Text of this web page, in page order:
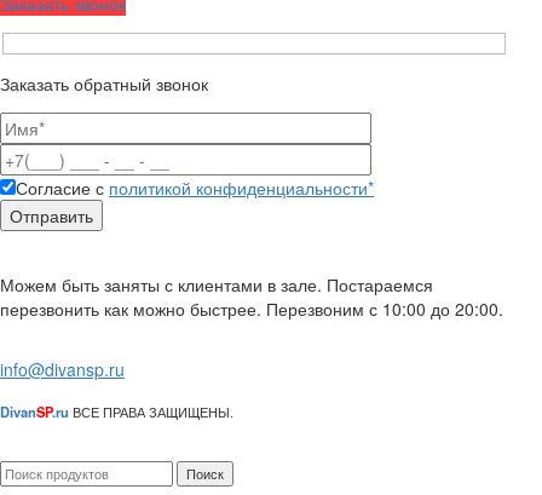
Заказать обратный звонок
Согласие с политикой конфиденциальности*
Можем быть заняты с клиентами в зале. Постараемся
перезвонить как можно быстрее. Перезвоним с 10:00 до 20:00.
info@divansp.ru
DivanSP.ru ВСЕ ПРАВА ЗАЩИЩЕНЫ.
Поиск